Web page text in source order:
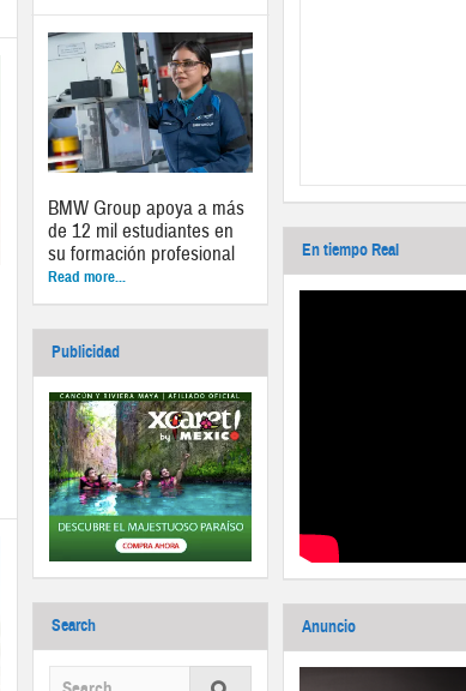
BMW Group apoya a más
de 12 mil estudiantes en
su formación profesional
Read more...
Publicidad
Search
En tiempo Real
Anuncio